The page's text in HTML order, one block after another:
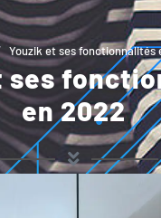
Youzik et ses fonctionnalités
ses
en 2022